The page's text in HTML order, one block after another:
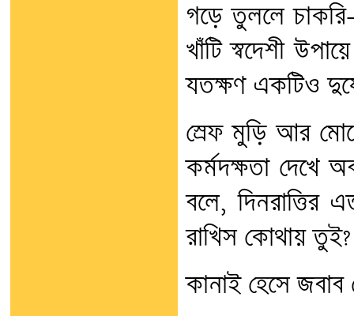
গড়ে তুললে চাকরি-
খাঁটি স্বদেশী
যতক্ষণ একটিও
স্রেফ মুড়ি আর
কর্মদক্ষতা দেখে
বলে, দিনরাত্তির
রাখিস কোথায় তুই?
কানাই হেসে